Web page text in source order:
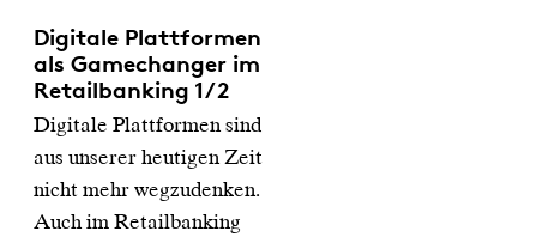
Digitale Plattformen
als Gamechanger im
Retailbanking 1/2
Digitale Plattformen sind
aus unserer heutigen Zeit
nicht mehr wegzudenken.
Auch im Retailbanking